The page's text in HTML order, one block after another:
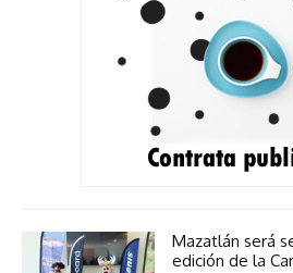
Mazatlán será
edición de la